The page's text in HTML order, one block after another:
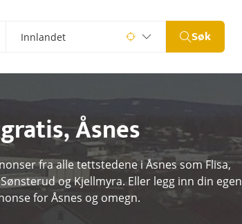
Søk
,Åsnes
fra alle tettstedene i Åsnes som Flisa,
og Kjellmyra. Eller legg inn din egen
for Åsnes og omegn.